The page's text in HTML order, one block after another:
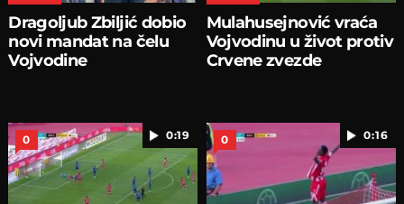
Dragoljub Zbiljić dobio
novi mandat na čelu
Vojvodine
Mulahusejnović vraća
Vojvodinu u život protiv
Crvene zvezde
0:19
0 0:16
0